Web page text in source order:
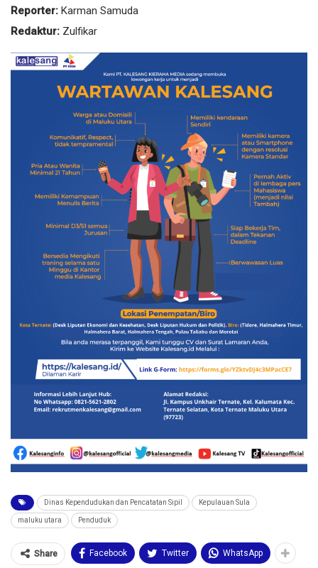
Reporter: Karman Samuda
Redaktur: Zulfikar
Dinas Kependudukan dan Pencatatan Sipil Kepulauan Sula
maluku utara Penduduk
Share Facebook Twitter WhatsApp